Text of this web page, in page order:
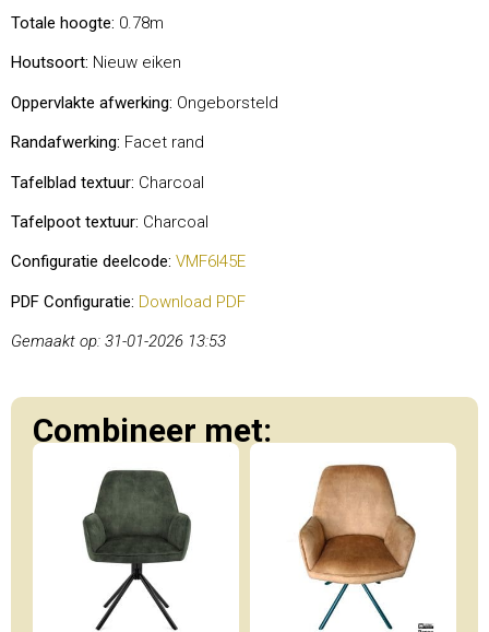
Totale hoogte: 0.78m
Houtsoort: Nieuw eiken
Oppervlakte afwerking: Ongeborsteld
Randafwerking: Facet rand
Tafelblad textuur: Charcoal
Tafelpoot textuur: Charcoal
Configuratie deelcode: VMF6I45E
PDF Configuratie: Download PDF
Gemaakt op: 31-01-2026 13:53
Combineer met: